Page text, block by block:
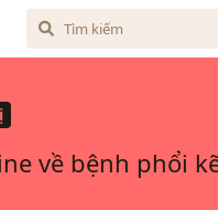
về bệnh phổi